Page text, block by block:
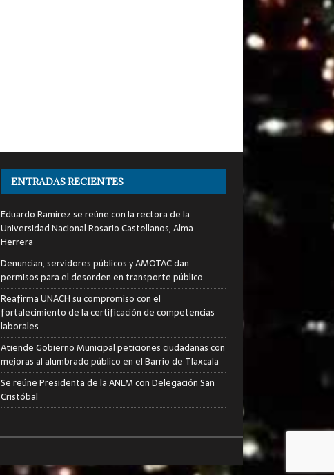
ENTRADAS RECIENTES
Eduardo Ramírez se reúne con la rectora de la
Universidad Nacional Rosario Castellanos, Alma
Herrera
Denuncian, servidores públicos y AMOTAC dan
permisos para el desorden en transporte público
Reafirma UNACH su compromiso con el
fortalecimiento de la certificación de competencias
laborales
Atiende Gobierno Municipal peticiones ciudadanas con
mejoras al alumbrado público en el Barrio de Tlaxcala
Se reúne Presidenta de la ANLM con Delegación San
Cristóbal